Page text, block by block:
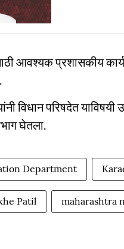
आवश्यक प्रशासकीय
विधान परिषदेत
घेतला.
Department
Patil maharashtra